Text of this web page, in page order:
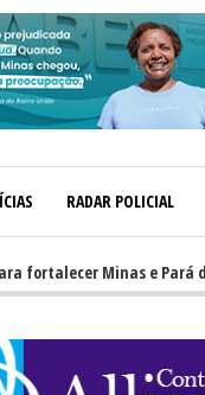
RADAR POLICIAL
Minas e Pará de